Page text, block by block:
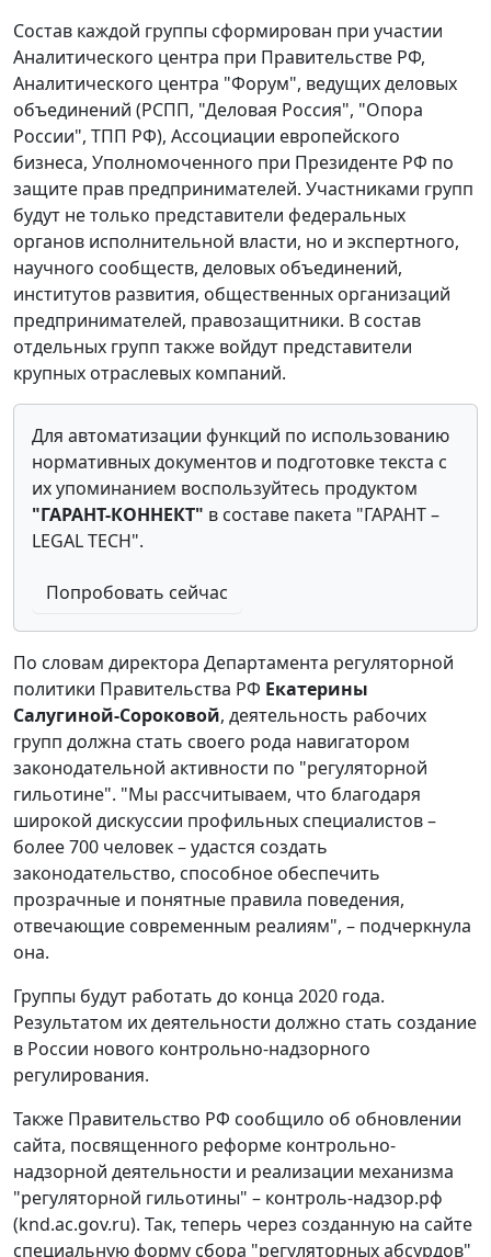
Состав каждой группы сформирован при участии
Аналитического центра при Правительстве РФ,
Аналитического центра "Форум", ведущих деловых
объединений (РСПП, "Деловая Россия", "Опора
России", ТПП РФ), Ассоциации европейского
бизнеса, Уполномоченного при Президенте РФ по
защите прав предпринимателей. Участниками групп
будут не только представители федеральных
органов исполнительной власти, но и экспертного,
научного сообществ, деловых объединений,
институтов развития, общественных организаций
предпринимателей, правозащитники. В состав
отдельных групп также войдут представители
крупных отраслевых компаний.
Для автоматизации функций по использованию
нормативных документов и подготовке текста с
их упоминанием воспользуйтесь продуктом
"ГАРАНТ-КОННЕКТ" в составе пакета "ГАРАНТ –
LEGAL TECH".
Попробовать сейчас
По словам директора Департамента регуляторной
политики Правительства РФ Екатерины
Салугиной-Сороковой, деятельность рабочих
групп должна стать своего рода навигатором
законодательной активности по "регуляторной
гильотине". "Мы рассчитываем, что благодаря
широкой дискуссии профильных специалистов –
более 700 человек – удастся создать
законодательство, способное обеспечить
прозрачные и понятные правила поведения,
отвечающие современным реалиям", – подчеркнула
она.
Группы будут работать до конца 2020 года.
Результатом их деятельности должно стать создание
в России нового контрольно-надзорного
регулирования.
Также Правительство РФ сообщило об обновлении
сайта, посвященного реформе контрольно-
надзорной деятельности и реализации механизма
"регуляторной гильотины" – контроль-надзор.рф
(knd.ac.gov.ru). Так, теперь через созданную на сайте
специальную форму сбора "регуляторных абсурдов"